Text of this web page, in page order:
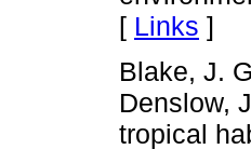
[ Links ]
Blake, J.
Denslow,
tropical